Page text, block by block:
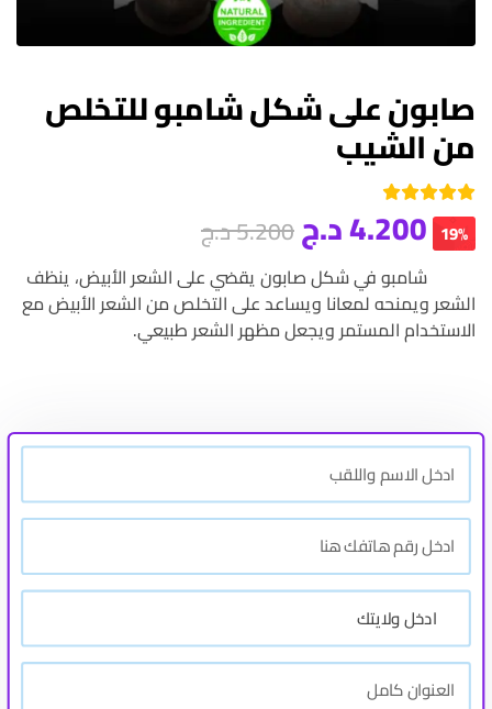
صابون على شكل شامبو للتخلص
من الشيب
تم التقييم بـ
5.00 من 5
بناءً على
تقييم عميل
واحد
4.200د.ج5.200د.ج 19%
شامبو في شكل صابون يقضي على الشعر الأبيض، ينظف
الشعر ويمنحه لمعانا ويساعد على التخلص من الشعر الأبيض مع
الاستخدام المستمر ويجعل مظهر الشعر طبيعي.